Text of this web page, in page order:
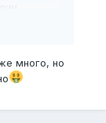
много, но